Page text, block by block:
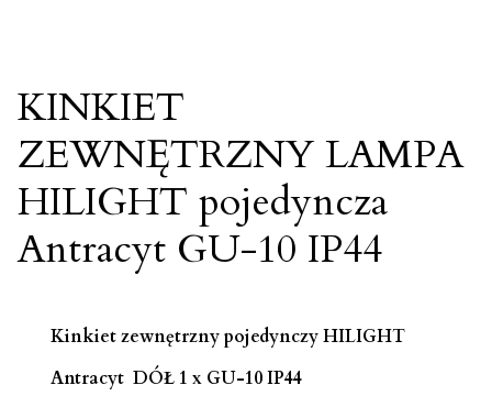
KINKIET
ZEWNĘTRZNY LAMPA
HILIGHT pojedyncza
Antracyt GU-10 IP44
Kinkiet zewnętrzny pojedynczy HILIGHT
Antracyt DÓŁ 1 x GU-10 IP44